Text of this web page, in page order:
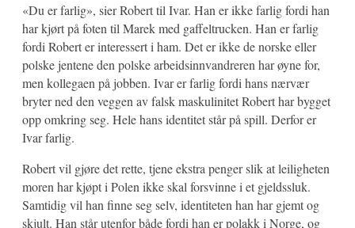
«Du er farlig», sier Robert til Ivar. Han er ikke farlig fordi han
har kjørt på foten til Marek med gaffeltrucken. Han er farlig
fordi Robert er interessert i ham. Det er ikke de norske eller
polske jentene den polske arbeidsinnvandreren har øyne for,
men kollegaen på jobben. Ivar er farlig fordi hans nærvær
bryter ned den veggen av falsk maskulinitet Robert har bygget
opp omkring seg. Hele hans identitet står på spill. Derfor er
Ivar farlig.
Robert vil gjøre det rette, tjene ekstra penger slik at leiligheten
moren har kjøpt i Polen ikke skal forsvinne i et gjeldssluk.
Samtidig vil han finne seg selv, identiteten han har gjemt og
skjult. Han står utenfor både fordi han er polakk i Norge, og